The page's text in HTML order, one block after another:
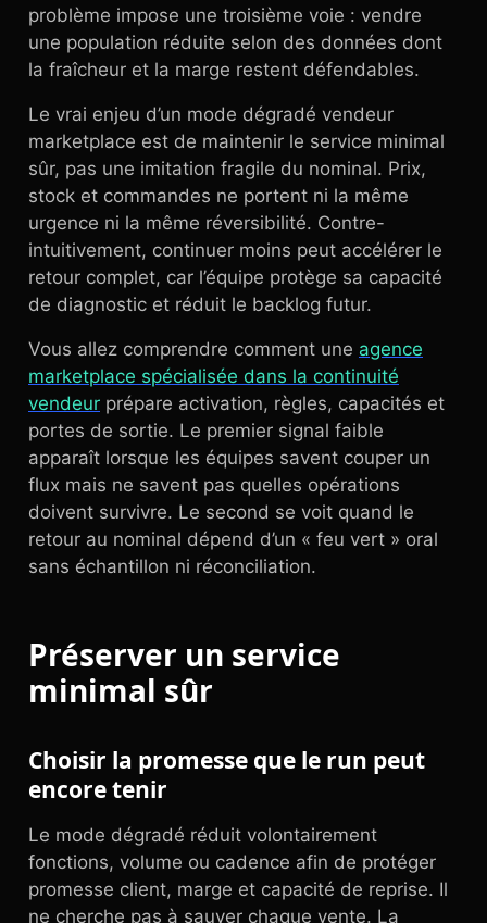
problème impose une troisième voie : vendre
une population réduite selon des données dont
la fraîcheur et la marge restent défendables.
Le vrai enjeu d’un mode dégradé vendeur
marketplace est de maintenir le service minimal
sûr, pas une imitation fragile du nominal. Prix,
stock et commandes ne portent ni la même
urgence ni la même réversibilité. Contre-
intuitivement, continuer moins peut accélérer le
retour complet, car l’équipe protège sa capacité
de diagnostic et réduit le backlog futur.
Vous allez comprendre comment une agence
marketplace spécialisée dans la continuité
vendeur prépare activation, règles, capacités et
portes de sortie. Le premier signal faible
apparaît lorsque les équipes savent couper un
flux mais ne savent pas quelles opérations
doivent survivre. Le second se voit quand le
retour au nominal dépend d’un « feu vert » oral
sans échantillon ni réconciliation.
Préserver un service
minimal sûr
Choisir la promesse que le run peut
encore tenir
Le mode dégradé réduit volontairement
fonctions, volume ou cadence afin de protéger
promesse client, marge et capacité de reprise. Il
ne cherche pas à sauver chaque vente. La